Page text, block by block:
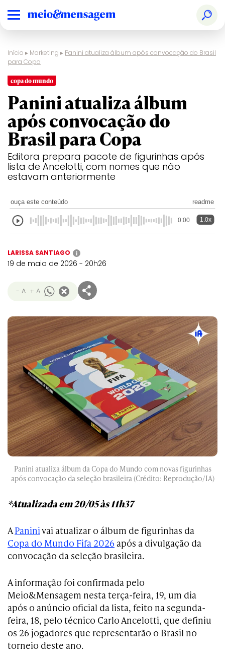
Início ▸ Marketing ▸ Panini atualiza álbum após convocação do Brasil
para Copa
copa do mundo
Panini atualiza álbum
após convocação do
Brasil para Copa
Editora prepara pacote de figurinhas após
lista de Ancelotti, com nomes que não
estavam anteriormente
ouça este conteúdo readme
0:00 1.0x
LARISSA SANTIAGO i
19 de maio de 2026 - 20h26
- A + A
Panini atualiza álbum da Copa do Mundo com novas figurinhas
após convocação da seleção brasileira (Crédito: Reprodução/IA)
*Atualizada em 20/05 às 11h37
APaninivai atualizar o álbum de figurinhas da
Copa do Mundo Fifa 2026 após a divulgação da
convocação da seleção brasileira.
A informação foi confirmada pelo
Meio&Mensagem nesta terça-feira, 19, um dia
após o anúncio oficial da lista, feito na segunda-
feira, 18, pelo técnico Carlo Ancelotti, que definiu
os 26 jogadores que representarão o Brasil no
torneio deste ano.